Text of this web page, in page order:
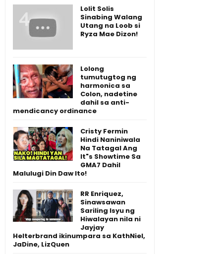
Lolit Solis
Sinabing Walang
Utang na Loob si
Ryza Mae Dizon!
Lolong
tumutugtog ng
harmonica sa
Colon, nadetine
dahil sa anti-
mendicancy ordinance
Cristy Fermin
Hindi Naniniwala
Na Tatagal Ang
It"s Showtime Sa
GMA7 Dahil
Malulugi Din Daw Ito!
RR Enriquez,
Sinawsawan
Sariling Isyu ng
Hiwalayan nila ni
Jayjay
Helterbrand ikinumpara sa KathNiel,
JaDine, LizQuen